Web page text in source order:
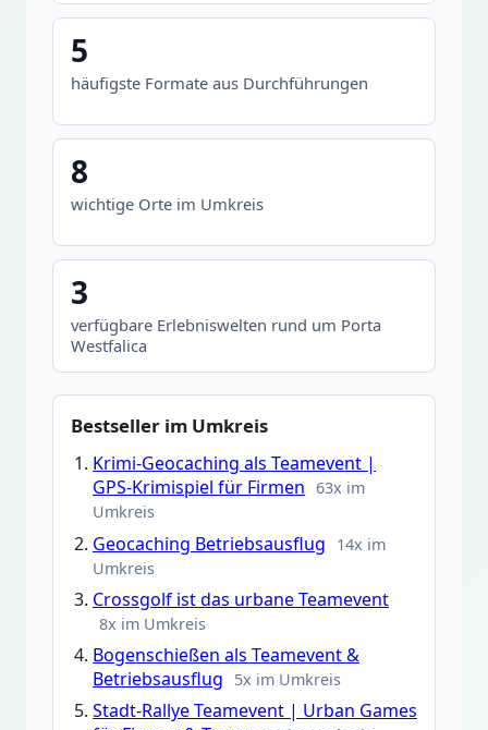
5
häufigste Formate aus Durchführungen
8
wichtige Orte im Umkreis
3
verfügbare Erlebniswelten rund um Porta
Westfalica
Bestseller im Umkreis
Krimi-Geocaching als Teamevent |
GPS-Krimispiel für Firmen 63x im
Umkreis
Geocaching Betriebsausflug
14x im
Umkreis
Crossgolf ist das urbane Teamevent
8x im Umkreis
Bogenschießen als Teamevent &
Betriebsausflug
5x im Umkreis
Stadt-Rallye Teamevent | Urban Games